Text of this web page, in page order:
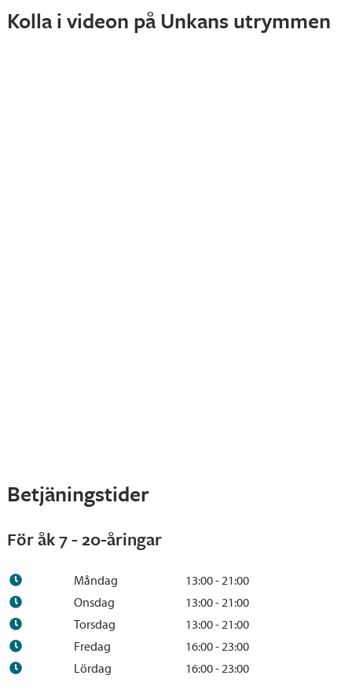
Kolla i videon på Unkans utrymmen
Betjäningstider
För åk 7 - 20-åringar
Måndag
13:00 - 21:00
Onsdag
13:00 - 21:00
Torsdag
13:00 - 21:00
Fredag
16:00 - 23:00
Lördag
16:00 - 23:00